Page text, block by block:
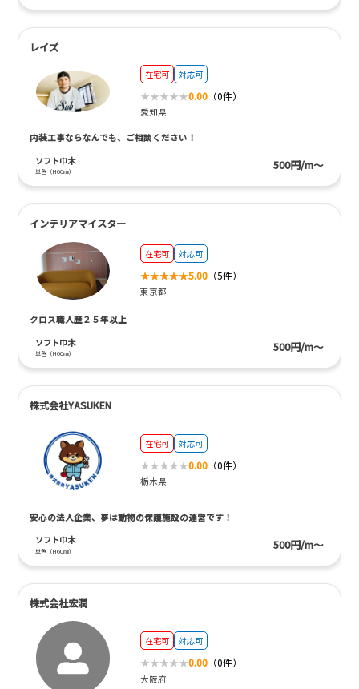
レイズ
在宅可 対応可
0.00 （0件）
愛知県
内装工事ならなんでも、ご相談ください！
ソフト巾木
単色（H60㎜） 500円/m～
インテリアマイスター
在宅可 対応可
5.00 （5件）
東京都
クロス職人歴２５年以上
ソフト巾木
単色（H60㎜） 500円/m～
株式会社YASUKEN
在宅可 対応可
0.00 （0件）
栃木県
安心の法人企業、夢は動物の保護施設の運営です！
ソフト巾木
単色（H60㎜） 500円/m～
株式会社宏潤
在宅可 対応可
0.00 （0件）
大阪府